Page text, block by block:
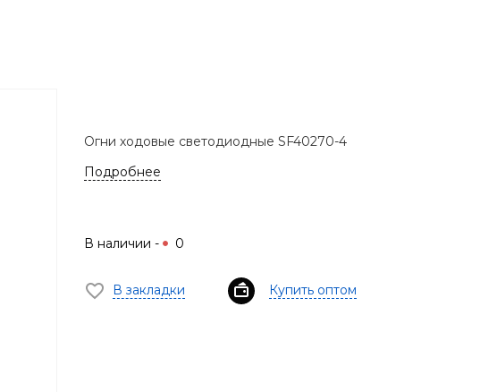
Огни ходовые светодиодные SF40270-4
Подробнее
В наличии - 0
В закладки Купить оптом